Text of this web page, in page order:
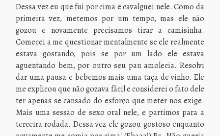
Dessa vez eu que fui por cima e cavalguei nele. Como da
primeira vez, metemos por um tempo, mas ele não
gozou e novamente precisamos tirar a camisinha.
Comecei a me questionar mentalmente se ele realmente
estava gostando, pois se por um lado ele estava
aguentando bem, por outro seu pau amolecia. Resolvi
dar uma pausa e bebemos mais uma taça de vinho. Ele
me explicou que não gozava fácil e considerei o fato dele
ter apenas se cansado do esforço que meter nos exige.
Mais uma sessäo de sexo oral nele, e partimos para a
terceira rodada. Dessa vez ele gozou gostoso enquanto